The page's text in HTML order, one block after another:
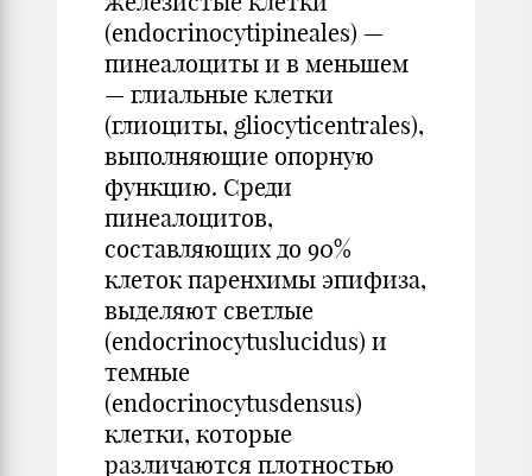
(endocrinocytipineales) —
пинеалоциты и в меньшем
— глиальные клетки
(глиоциты, gliocyticentrales),
выполняющие опорную
функцию. Среди
пинеалоцитов,
составляющих до 90%
клеток паренхимы эпифиза,
выделяют светлые
(endocrinocytuslucidus) и
темные
(endocrinocytusdensus)
клетки, которые
различаются плотностью